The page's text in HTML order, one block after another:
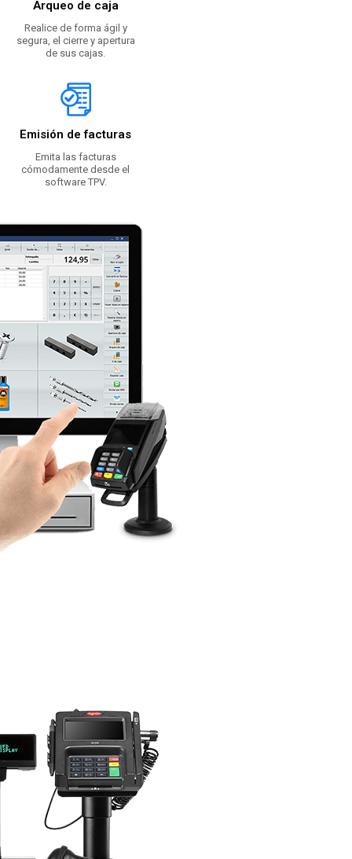
Arqueo de caja
Realice de forma ágil y
segura, el cierre y apertura
de sus cajas.
Emisión de facturas
Emita las facturas
cómodamente desde el
software TPV.